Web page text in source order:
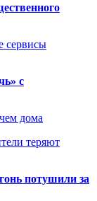
сервисы
с
дома
теряют
потушили за